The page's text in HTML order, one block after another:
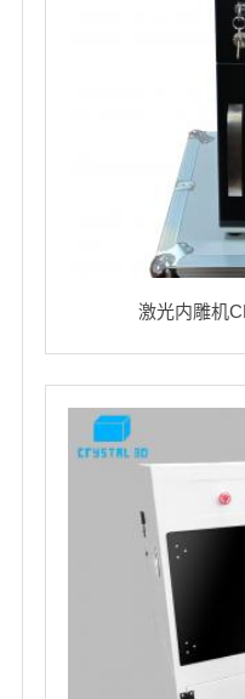
激光内雕机